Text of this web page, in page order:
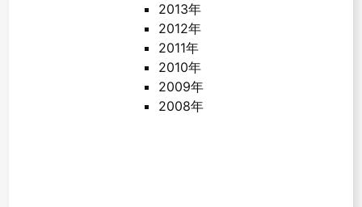
2013年
2012年
2011年
2010年
2009年
2008年